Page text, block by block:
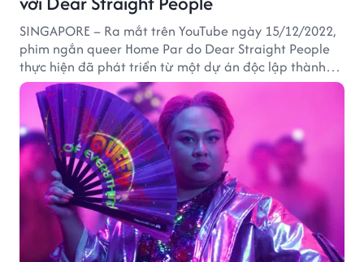
SINGAPORE – Ra mắt trên YouTube ngày 15/12/2022,
phim ngắn queer Home Par do Dear Straight People
thực hiện đã phát triển từ một dự án độc lập thành
tác phẩm tiếp cận khán giả quốc tế thông qua nền
tảng LGBTQ+ GagaOOLala. FabulousMe tham gia với
vai trò nhà tài trợ chính thức, trong khi nhà sáng lập
Lan Vu đảm nhiệm vị trí executive producer.